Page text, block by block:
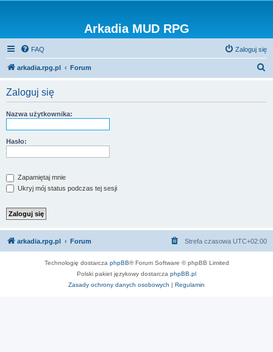
Arkadia MUD RPG
FAQ Zaloguj się
arkadia.rpg.pl Forum
Zaloguj się
Nazwa użytkownika:
Hasło:
Zapamiętaj mnie
Ukryj mój status podczas tej sesji
arkadia.rpg.pl Forum Strefa czasowa UTC+02:00
Technologię dostarcza phpBB® Forum Software © phpBB Limited
Polski pakiet językowy dostarcza phpBB.pl
Zasady ochrony danych osobowych | Regulamin